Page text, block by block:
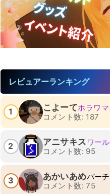
レビュアーランキング
1 こよーてホラワ
コメント数: 187
2 アニサキス ワー
コメント数: 95
3 あかいあめバー
コメント数: 75